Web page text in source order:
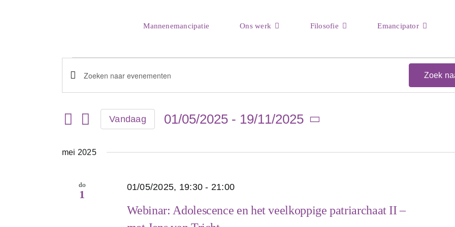
Mannenemancipatie Ons werk Filosofie Emancipator
Evenementen
Evenementen
Zoeken
weergeven
Vul
een
in.
voor
keyword.
Zoek
Vandaag 01/05/2025 - 19/11/2025
mei 2025
do
1
Webinar: Adolescence en het veelkoppige patriarchaat II –
01/05/2025, 19:30 - 21:00